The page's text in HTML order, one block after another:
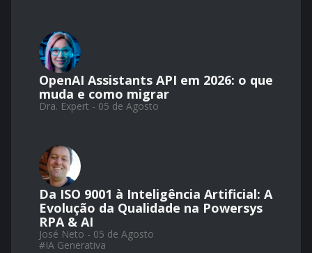
OpenAI Assistants API em 2026: o que
muda e como migrar
Dra. Expert - 05 de Agosto
Da ISO 9001 à Inteligência Artificial: A
Evolução da Qualidade na Powersys
RPA & AI
José Neto - 05 de Agosto
#IA Generativa